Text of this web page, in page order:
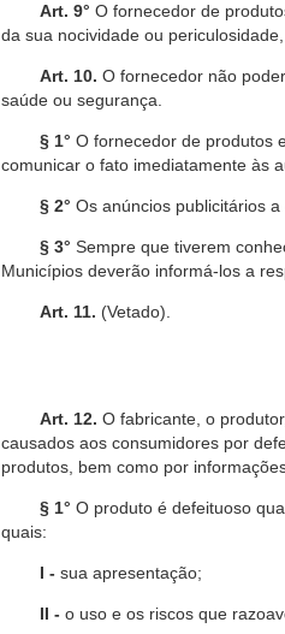
Art. 9° O fornecedor de
da sua nocividade ou
Art. 10. O fornecedor não
saúde ou segurança.
§ 1° O fornecedor de produtos
comunicar o fato imediatamente às
§ 2° Os anúncios publicitários
§ 3° Sempre que tiverem
Municípios deverão informá-los a
Art. 11. (Vetado).
Art. 12. O fabricante, o
causados aos consumidores por
produtos, bem como por
§ 1° O produto é defeituoso
quais:
I - sua apresentação;
II - o uso e os riscos que